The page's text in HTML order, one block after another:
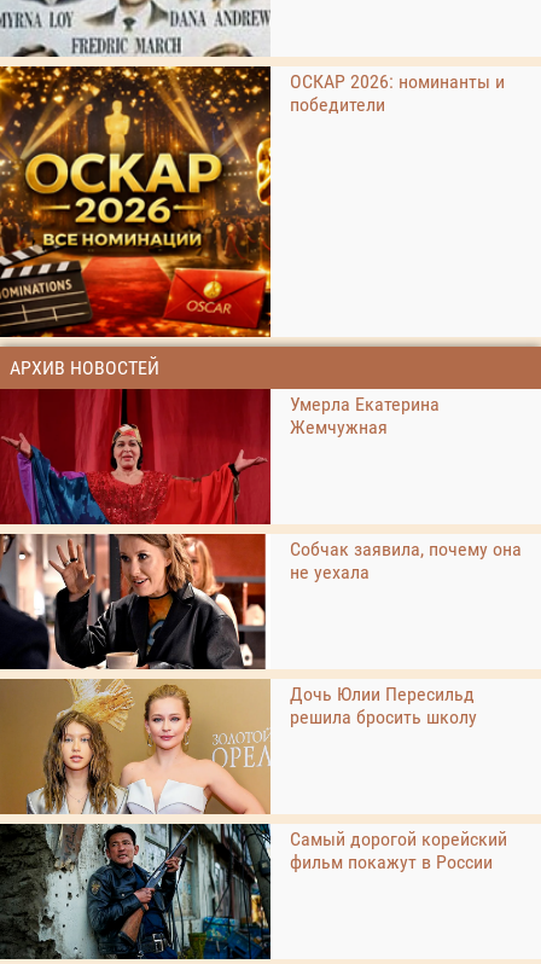
ОСКАР 2026: номинанты и
победители
АРХИВ НОВОСТЕЙ
Умерла Екатерина
Жемчужная
Собчак заявила, почему она
не уехала
Дочь Юлии Пересильд
решила бросить школу
Самый дорогой корейский
фильм покажут в России